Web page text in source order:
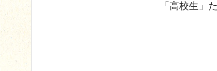
「高校生」